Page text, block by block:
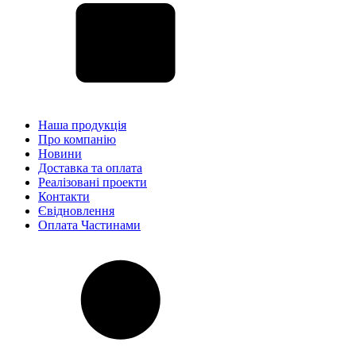
Наша продукція
Про компанію
Новини
Доставка та оплата
Реалізовані проекти
Контакти
Євідновлення
Оплата Частинами